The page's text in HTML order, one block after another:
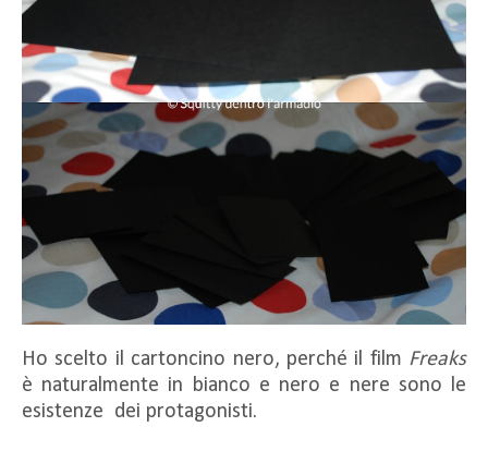
Ho scelto il cartoncino nero, perché il film Freaks
è naturalmente in bianco e nero e nere sono le
esistenze dei protagonisti.